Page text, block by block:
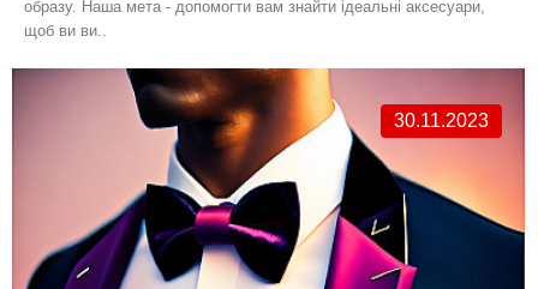
образу. Наша мета - допомогти вам знайти ідеальні аксесуари,
щоб ви ви..
30.11.2023